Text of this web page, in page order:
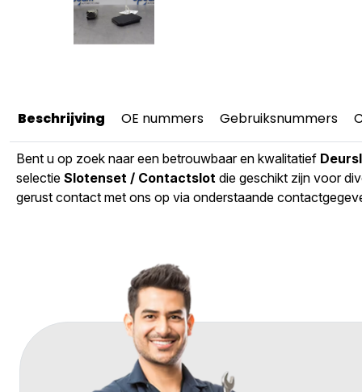
Beschrijving OE nummers Gebruiksnummers
Bent u op zoek naar een betrouwbaar en kwalitatief
selectie Slotenset / Contactslot die geschikt zijn voor
gerust contact met ons op via onderstaande